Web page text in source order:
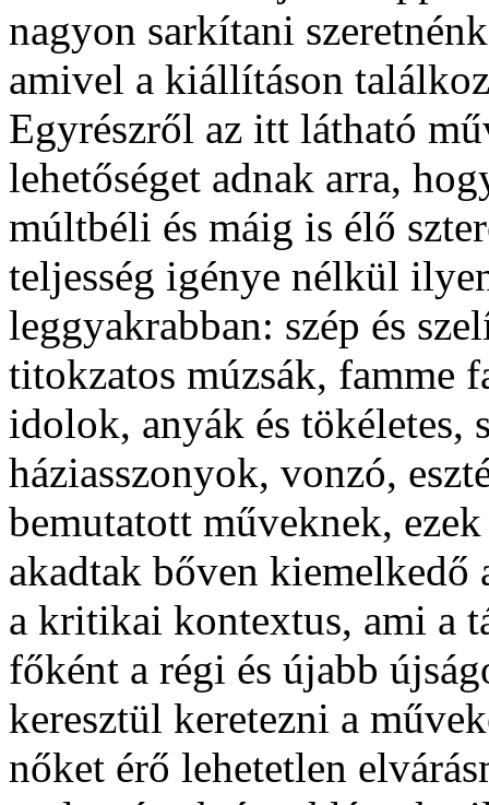
nagyon sarkítani
amivel a kiállításon
Egyrészről az itt látható
lehetőséget adnak arra,
múltbéli és máig is élő
teljesség igénye nélkül
leggyakrabban: szép és
titokzatos múzsák, famme
idolok, anyák és tökéletes,
háziasszonyok, vonzó,
bemutatott műveknek,
akadtak bőven kiemelkedő
a kritikai kontextus, ami a
főként a régi és újabb
keresztül keretezni a
nőket érő lehetetlen